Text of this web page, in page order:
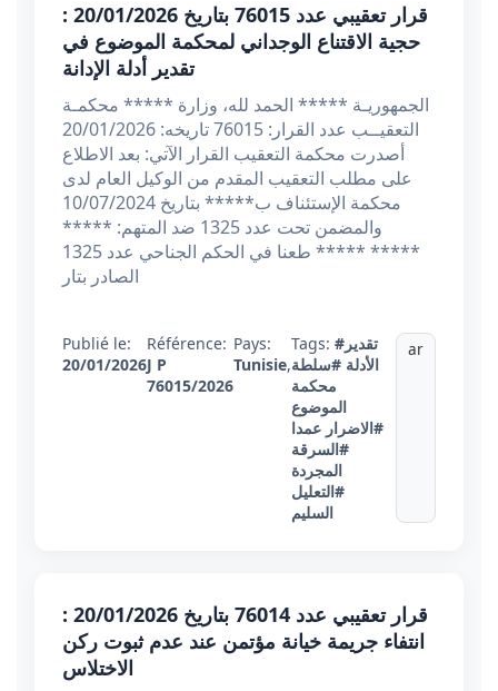
قرار تعقيبي عدد 76015 بتاريخ 20/01/2026 :
حجية الاقتناع الوجداني لمحكمة الموضوع في
تقدير أدلة الإدانة
الجمهوريـة ***** الحمد لله، وزارة ***** محكمـة
التعقيــب عدد القرار: 76015 تاريخه: 20/01/2026
أصدرت محكمة التعقيب القرار الآتي: بعد الاطلاع
على مطلب التعقيب المقدم من الوكيل العام لدى
محكمة الإستئناف ب***** بتاريخ 10/07/2024
والمضمن تحت عدد 1325 ضد المتهم: *****
***** ***** طعنا في الحكم الجناحي عدد 1325
الصادر بتار
Publié le:
20/01/2026
Référence:
J P
76015/2026
Pays:
Tunisie,
Tags: #تقدير
الأدلة #سلطة
محكمة
الموضوع
#الاضرار عمدا
#السرقة
المجردة
#التعليل
السليم
ar
قرار تعقيبي عدد 76014 بتاريخ 20/01/2026 :
انتفاء جريمة خيانة مؤتمن عند عدم ثبوت ركن
الاختلاس